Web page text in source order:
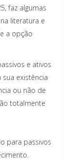
faz algumas
literatura e
a opção
e ativos
existência
ou não de
totalmente
para passivos